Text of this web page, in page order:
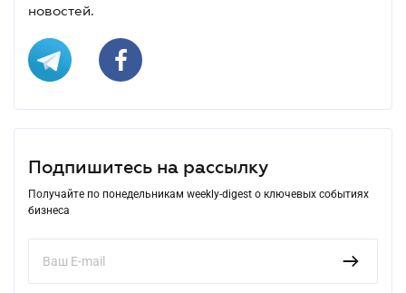
новостей.
Подпишитесь на рассылку
Получайте по понедельникам weekly-digest о ключевых событиях
бизнеса